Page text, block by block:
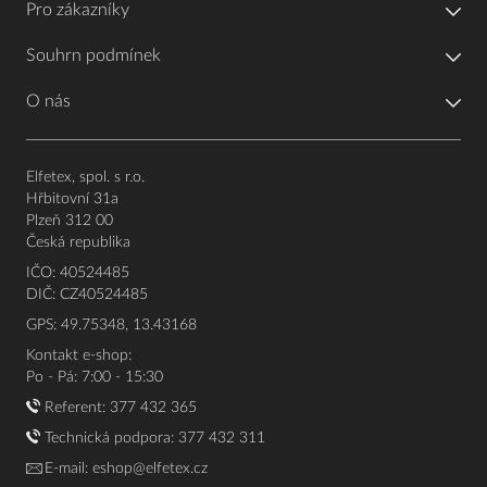
Pro zákazníky
Souhrn podmínek
O nás
Elfetex, spol. s r.o.
Hřbitovní 31a
Plzeň 312 00
Česká republika
IČO: 40524485
DIČ: CZ40524485
GPS: 49.75348, 13.43168
Kontakt e-shop:
Po - Pá: 7:00 - 15:30
Referent: 377 432 365
Technická podpora: 377 432 311
E-mail: eshop@elfetex.cz